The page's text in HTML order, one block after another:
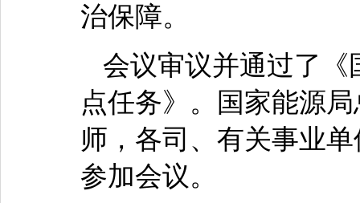
治保障。
会议审议并通过了
点任务》。国家能源
师，各司、有关事业
参加会议。